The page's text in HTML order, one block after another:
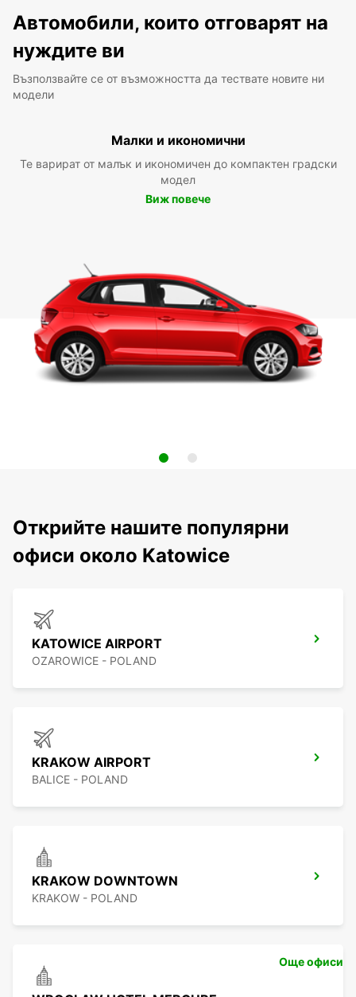
Автомобили, които отговарят на
нуждите ви
Възползвайте се от възможността да тествате новите ни
модели
Малки и икономични
Те варират от малък и икономичен до компактен градски
модел
Виж повече
Открийте нашите популярни
офиси около Katowice
KATOWICE AIRPORT
OZAROWICE - POLAND
KRAKOW AIRPORT
BALICE - POLAND
KRAKOW DOWNTOWN
KRAKOW - POLAND
Още офиси